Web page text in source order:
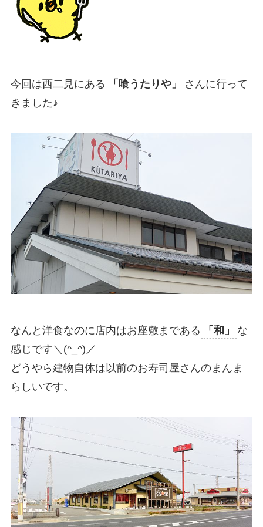
今回は西二見にある 「喰うたりや」
さんに行って
きました♪
なんと洋食なのに店内はお座敷まである 「和」
な
感じです＼(^_^)／
どうやら建物自体は以前のお寿司屋さんのまんま
らしいです。